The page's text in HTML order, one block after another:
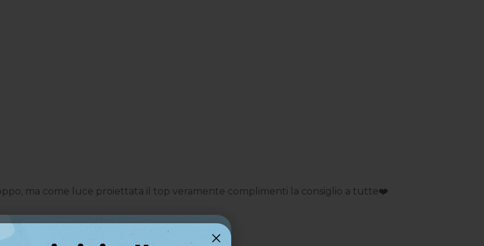
ma come luce proiettata il top veramente complimenti la consiglio a tutte❤️